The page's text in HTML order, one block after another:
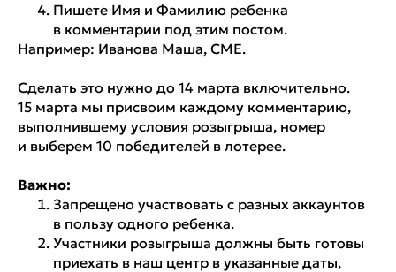
Пишете Имя и Фамилию ребенка
в комментарии под этим постом.
Например: Иванова Маша, СМЕ.
Сделать это нужно до 14 марта включительно.
15 марта мы присвоим каждому комментарию,
выполнившему условия розыгрыша, номер
и выберем 10 победителей в лотерее.
Важно:
Запрещено участвовать с разных аккаунтов
в пользу одного ребенка.
Участники розыгрыша должны быть готовы
приехать в наш центр в указанные даты,